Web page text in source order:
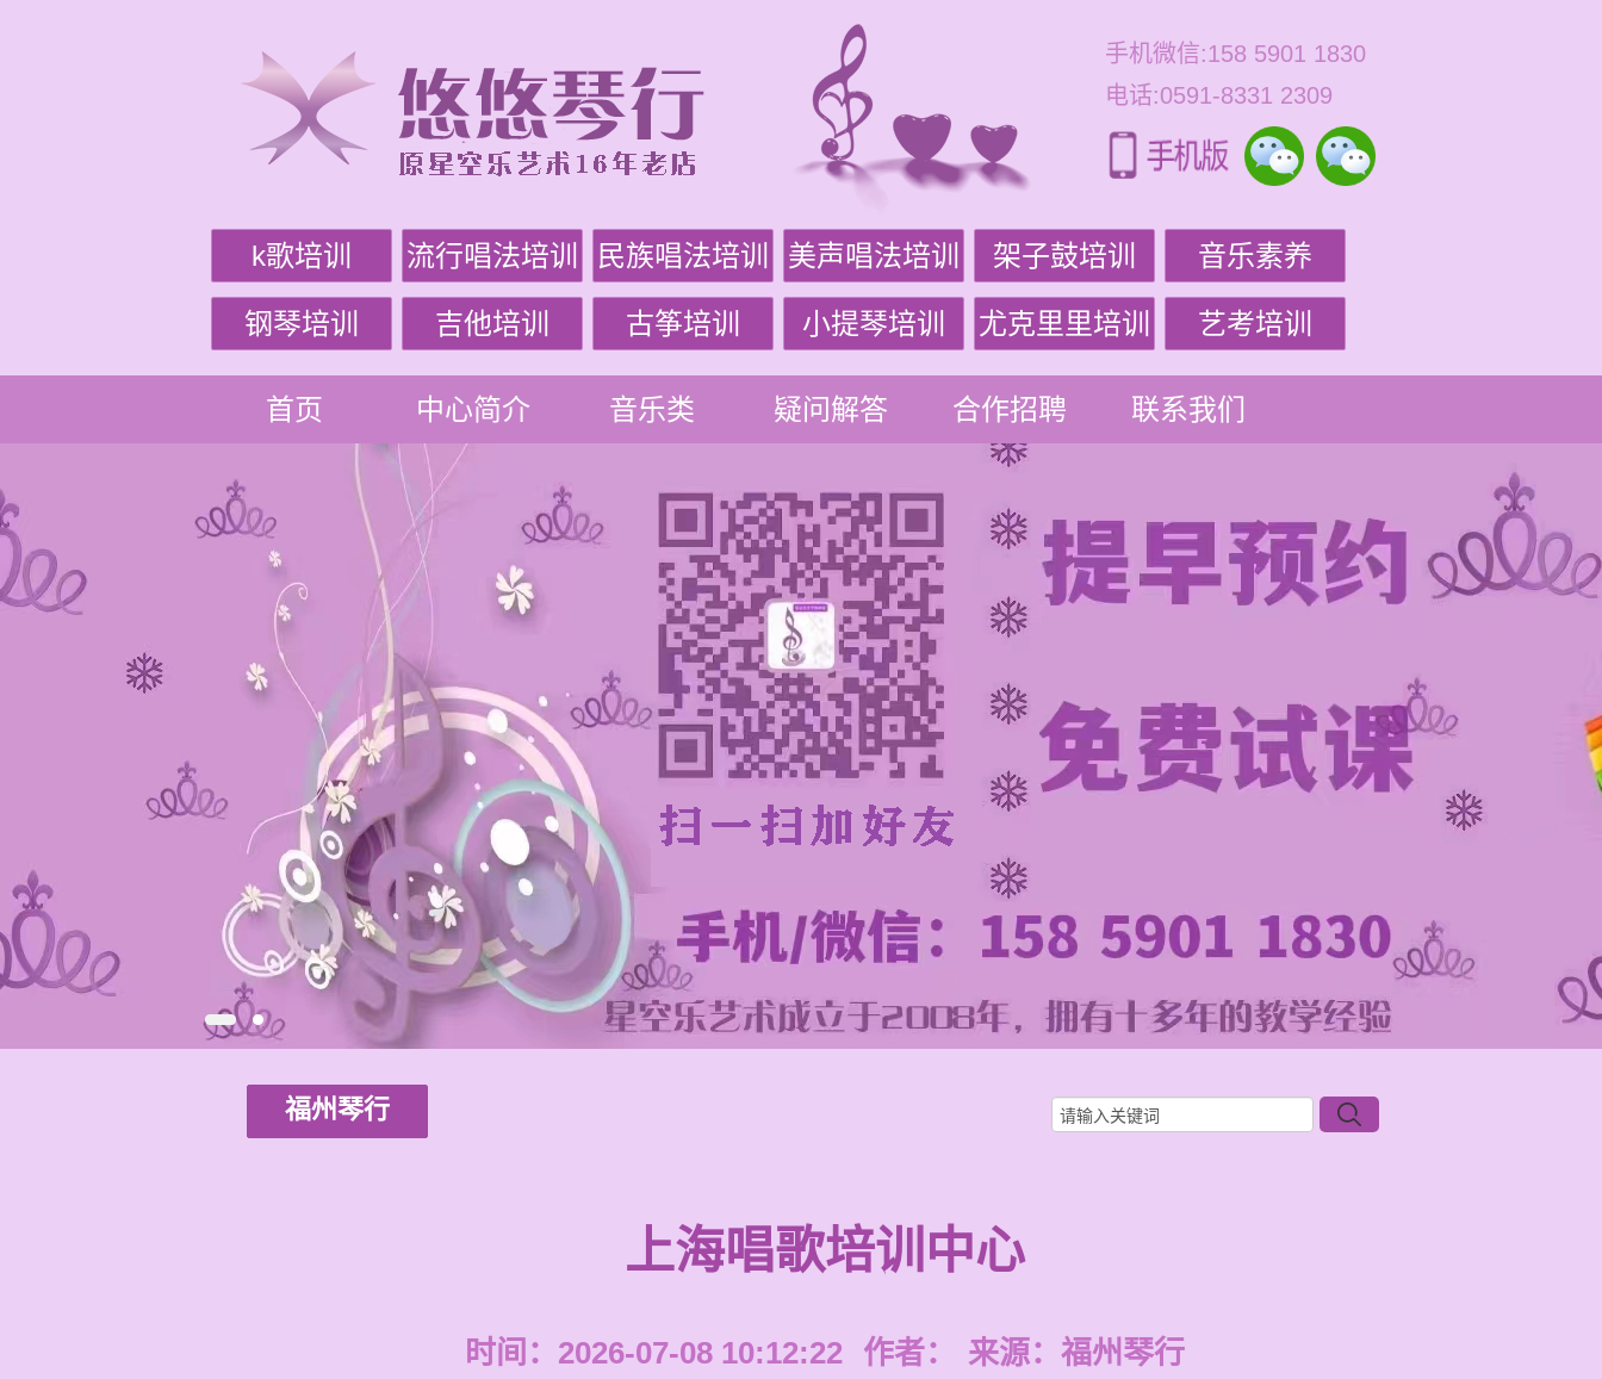
手机微信:158 5901 1830
电话:0591-8331 2309
k歌培训 流行唱法培训 民族唱法培训 美声唱法培训 架子鼓培训 音乐素养
钢琴培训 吉他培训 古筝培训 小提琴培训 尤克里里培训 艺考培训
首页 中心简介 音乐类 疑问解答 合作招聘 联系我们
福州琴行
上海唱歌培训中心
时间：2026-07-08 10:12:22 作者： 来源： 福州琴行